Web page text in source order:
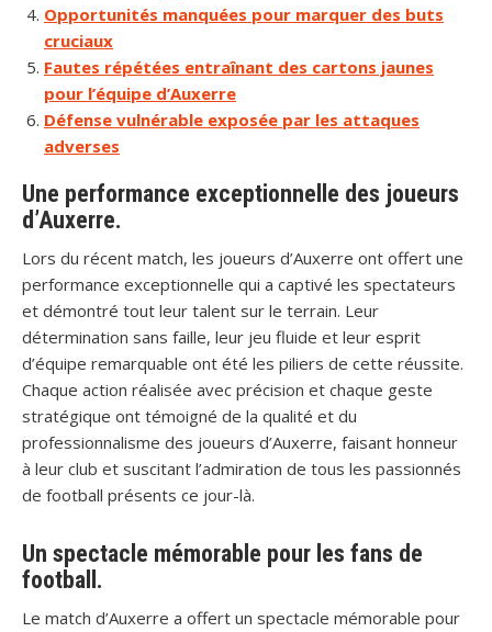
Opportunités manquées pour marquer des buts
cruciaux
Fautes répétées entraînant des cartons jaunes
pour l’équipe d’Auxerre
Défense vulnérable exposée par les attaques
adverses
Une performance exceptionnelle des joueurs
d’Auxerre.
Lors du récent match, les joueurs d’Auxerre ont offert une
performance exceptionnelle qui a captivé les spectateurs
et démontré tout leur talent sur le terrain. Leur
détermination sans faille, leur jeu fluide et leur esprit
d’équipe remarquable ont été les piliers de cette réussite.
Chaque action réalisée avec précision et chaque geste
stratégique ont témoigné de la qualité et du
professionnalisme des joueurs d’Auxerre, faisant honneur
à leur club et suscitant l’admiration de tous les passionnés
de football présents ce jour-là.
Un spectacle mémorable pour les fans de
football.
Le match d’Auxerre a offert un spectacle mémorable pour